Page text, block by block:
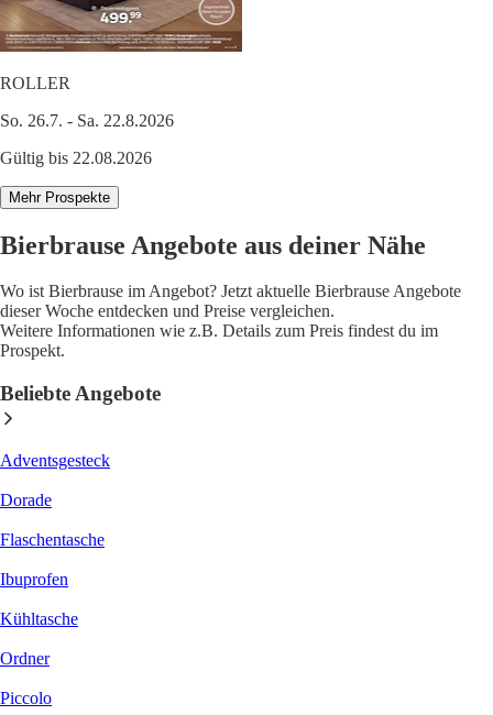
ROLLER
So. 26.7. - Sa. 22.8.2026
Gültig bis 22.08.2026
Mehr Prospekte
Bierbrause Angebote aus deiner Nähe
Wo ist Bierbrause im Angebot? Jetzt aktuelle Bierbrause Angebote
dieser Woche entdecken und Preise vergleichen.
Weitere Informationen wie z.B. Details zum Preis findest du im
Prospekt.
Beliebte Angebote
Adventsgesteck
Dorade
Flaschentasche
Ibuprofen
Kühltasche
Ordner
Piccolo